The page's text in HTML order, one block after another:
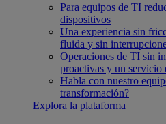
Para equipos de TI
dispositivos
Una experiencia sin
fluida y sin
Operaciones de TI sin
proactivas y un servicio
Habla con nuestro
transformación?
Explora la plataforma